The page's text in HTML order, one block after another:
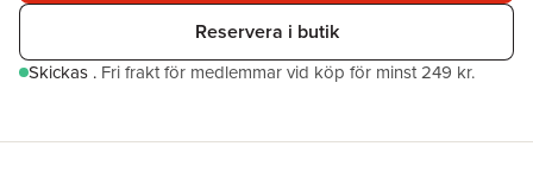
Reservera i butik
Skickas . Fri frakt för medlemmar vid köp för minst 249 kr.